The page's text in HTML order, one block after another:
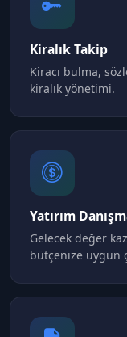
Kiralık Takip
Kiracı bulma,
kiralık yönetimi.
Yatırım
Gelecek değer
bütçenize uygun